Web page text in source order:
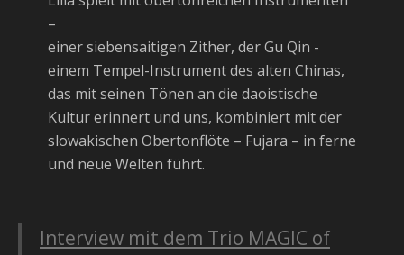
–
einer siebensaitigen Zither, der Gu Qin -
einem Tempel-Instrument des alten Chinas,
das mit seinen Tönen an die daoistische
Kultur erinnert und uns, kombiniert mit der
slowakischen Obertonflöte – Fujara – in ferne
und neue Welten führt.
Interview mit dem Trio MAGIC of